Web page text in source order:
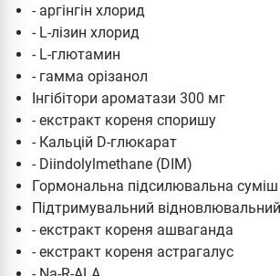
- аргінгін хлорид
- L-лізин хлорид
- L-глютамин
- гамма орізанол
Інгібітори ароматази 300 мг
- екстракт кореня споришу
- Кальцій D-глюкарат
- Diindolylmethane (DIM)
Гормональна підсилювальна
Підтримувальний
- екстракт кореня ашваганда
- екстракт кореня астрагалус